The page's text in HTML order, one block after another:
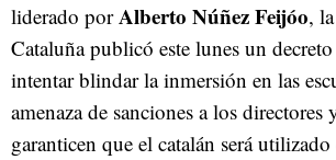
liderado porAlberto Núñez Feijóo,
Cataluña publicó este lunes un
intentar blindar la inmersión en las
amenaza de sanciones a los directores
garanticen que el catalán será